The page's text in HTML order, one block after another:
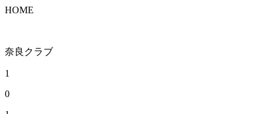
HOME
奈良クラブ
1
0